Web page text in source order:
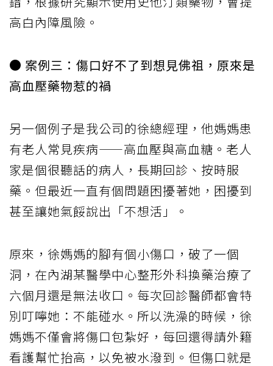
高白內障風險。
● 案例三：傷口好不了到想見佛祖，原來是
高血壓藥物惹的禍
另一個例子是我公司的徐總經理，他媽媽患
有老人常見疾病——高血壓與高血糖。老人
家是個很聽話的病人，長期回診、按時服
藥。但最近一直有個問題困擾著她，困擾到
甚至讓她氣餒說出「不想活」。
原來，徐媽媽的腳有個小傷口，破了一個
洞，在內湖某醫學中心整形外科換藥治療了
六個月還是無法收口。每次回診醫師都會特
別叮嚀她：不能碰水。所以洗澡的時候，徐
媽媽不僅會將傷口包紮好，每回還得請外籍
看護幫忙抬高，以免被水潑到。但傷口就是